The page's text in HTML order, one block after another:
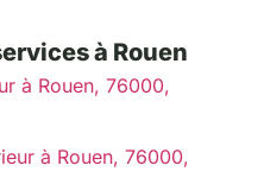
à Rouen
à Rouen, 76000,
à Rouen, 76000,